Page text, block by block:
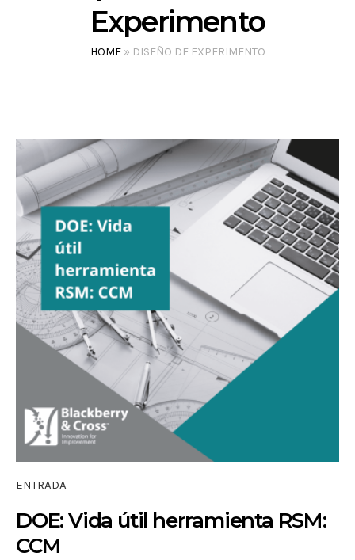
Experimento
HOME» DISEÑO DE EXPERIMENTO
ENTRADA
DOE: Vida útil herramienta RSM:
CCM